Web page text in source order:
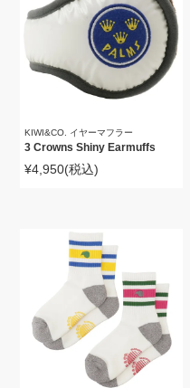
KIWI&CO. イヤーマフラー
3 Crowns Shiny Earmuffs
¥4,950(税込)